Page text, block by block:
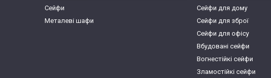
Сейфи
Металеві шафи
Сейфи для дому
Сейфи для зброї
Сейфи для офісу
Вбудовані сейфи
Вогнестійкі сейфи
Зламостійкі сейфи